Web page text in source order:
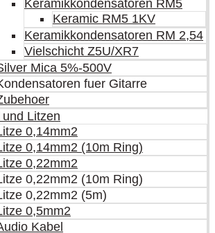
Keramikkondensatoren RM5
Keramic RM5 1KV
Keramikkondensatoren RM 2,54
Vielschicht Z5U/XR7
Mica 5%-500V
fuer Gitarre
Litzen
0,14mm2
0,14mm2 (10m Ring)
0,22mm2
0,22mm2 (10m Ring)
0,22mm2 (5m)
0,5mm2
Kabel